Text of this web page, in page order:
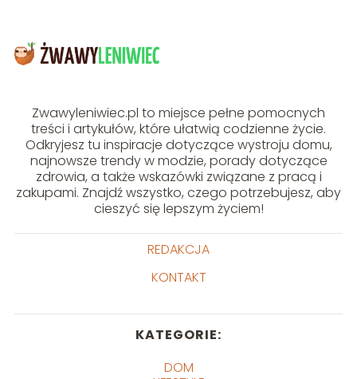
Zwawyleniwiec.pl to miejsce pełne pomocnych
treści i artykułów, które ułatwią codzienne życie.
Odkryjesz tu inspiracje dotyczące wystroju domu,
najnowsze trendy w modzie, porady dotyczące
zdrowia, a także wskazówki związane z pracą i
zakupami. Znajdź wszystko, czego potrzebujesz, aby
cieszyć się lepszym życiem!
REDAKCJA
KONTAKT
KATEGORIE:
DOM